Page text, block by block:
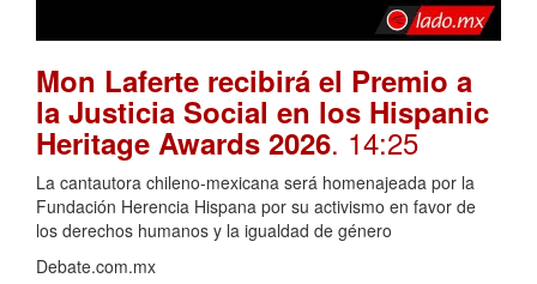
Mon Laferte recibirá el Premio a
la Justicia Social en los Hispanic
Heritage Awards 2026. 14:25
La cantautora chileno-mexicana será homenajeada por la
Fundación Herencia Hispana por su activismo en favor de
los derechos humanos y la igualdad de género
Debate.com.mx